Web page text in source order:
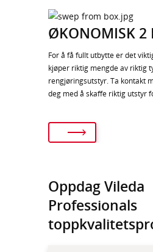
ØKONOMISK 2
For å få fullt utbytte er det
kjøper riktig mengde av riktig
rengjøringsutstyr. Ta kontakt
deg med å skaffe riktig utstyr
Oppdag Vileda
Professionals